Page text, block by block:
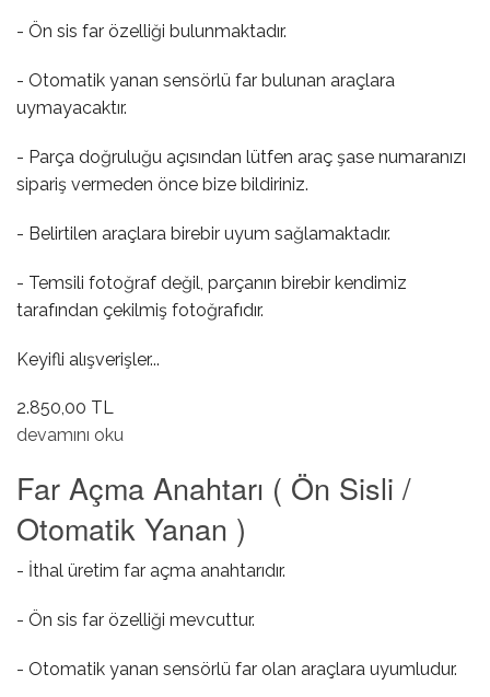
- Ön sis far özelliği bulunmaktadır.
- Otomatik yanan sensörlü far bulunan araçlara
uymayacaktır.
- Parça doğruluğu açısından lütfen araç şase numaranızı
sipariş vermeden önce bize bildiriniz.
- Belirtilen araçlara birebir uyum sağlamaktadır.
- Temsili fotoğraf değil, parçanın birebir kendimiz
tarafından çekilmiş fotoğrafıdır.
Keyifli alışverişler...
2.850,00 TL
Far Açma Anahtarı ( Ön Sisli / Otomatik Farsız ) hakkında
devamını oku
Far Açma Anahtarı ( Ön Sisli /
Otomatik Yanan )
- İthal üretim far açma anahtarıdır.
- Ön sis far özelliği mevcuttur.
- Otomatik yanan sensörlü far olan araçlara uyumludur.